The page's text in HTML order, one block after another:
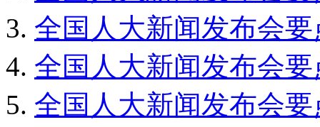
全国人大新闻发布会
全国人大新闻发布会
全国人大新闻发布会